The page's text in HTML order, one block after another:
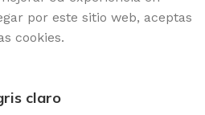
por este sitio web, aceptas
cookies.
claro